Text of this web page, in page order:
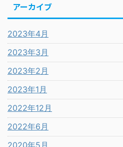
アーカイブ
2023年4月
2023年3月
2023年2月
2023年1月
2022年12月
2022年6月
2020年5月